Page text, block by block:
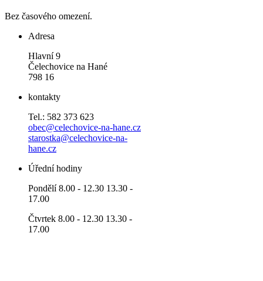
Bez časového omezení.
Adresa
Hlavní 9
Čelechovice na Hané
798 16
kontakty
Tel.: 582 373 623
obec@celechovice-na-hane.cz
starostka@celechovice-na-
hane.cz
Úřední hodiny
Pondělí 8.00 - 12.30 13.30 -
17.00
Čtvrtek 8.00 - 12.30 13.30 -
17.00